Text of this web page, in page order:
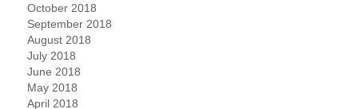
October 2018
September 2018
August 2018
July 2018
June 2018
May 2018
April 2018